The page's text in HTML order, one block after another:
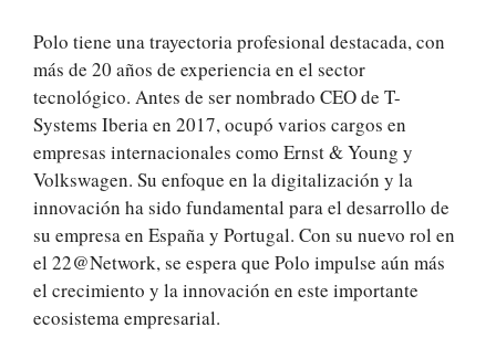
Polo tiene una trayectoria profesional destacada, con
más de 20 años de experiencia en el sector
tecnológico. Antes de ser nombrado CEO de T-
Systems Iberia en 2017, ocupó varios cargos en
empresas internacionales como Ernst & Young y
Volkswagen. Su enfoque en la digitalización y la
innovación ha sido fundamental para el desarrollo de
su empresa en España y Portugal. Con su nuevo rol en
el 22@Network, se espera que Polo impulse aún más
el crecimiento y la innovación en este importante
ecosistema empresarial.